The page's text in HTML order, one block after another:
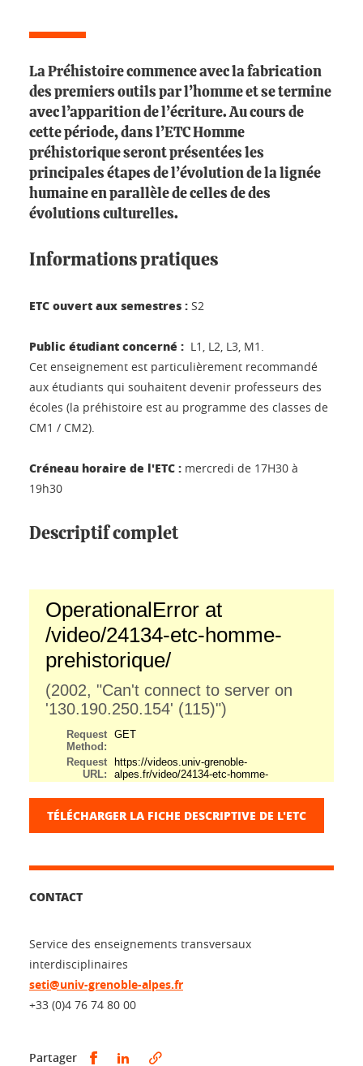
La Préhistoire commence avec la fabrication
des premiers outils par l’homme et se termine
avec l’apparition de l’écriture. Au cours de
cette période, dans l’ETC Homme
préhistorique seront présentées les
principales étapes de l’évolution de la lignée
humaine en parallèle de celles de des
évolutions culturelles.
Informations pratiques
ETC ouvert aux semestres : S2
Public étudiant concerné : L1, L2, L3, M1.
Cet enseignement est particulièrement recommandé
aux étudiants qui souhaitent devenir professeurs des
écoles (la préhistoire est au programme des classes de
CM1 / CM2).
Créneau horaire de l'ETC : mercredi de 17H30 à
19h30
Descriptif complet
TÉLÉCHARGER LA FICHE DESCRIPTIVE DE L'ETC
CONTACT
Service des enseignements transversaux
interdisciplinaires
seti@univ-grenoble-alpes.fr
+33 (0)4 76 74 80 00
Partager Partager sur Facebook
Partager sur LinkedIn